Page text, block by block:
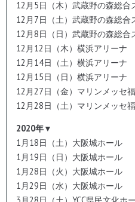
12月5日（木）武蔵野の森総
12月7日（土）武蔵野の森総
12月8日（日）武蔵野の森総
12月12日（木）横浜アリーナ
12月14日（土）横浜アリーナ
12月15日（日）横浜アリーナ
12月27日（金）マリンメッセ
12月28日（土）マリンメッセ
2020年▼
1月18日（土）大阪城ホール
1月19日（日）大阪城ホール
1月28日（火）大阪城ホール
1月29日（水）大阪城ホール